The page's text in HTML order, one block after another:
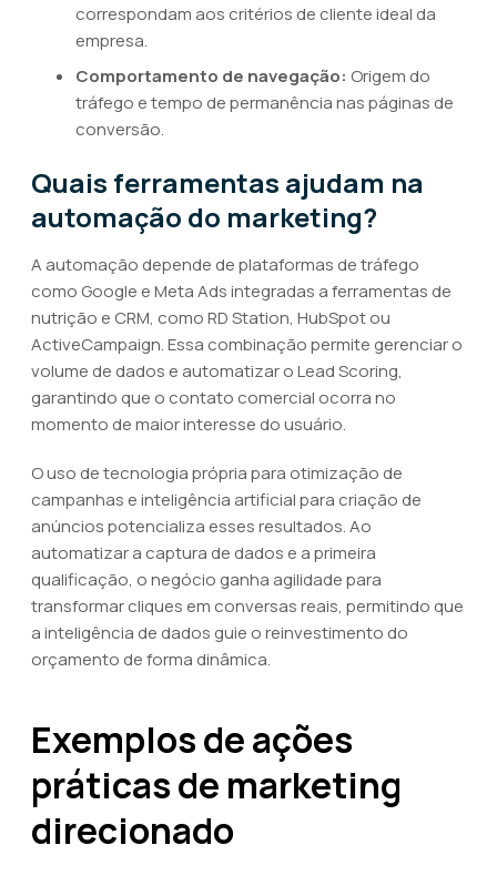
correspondam aos critérios de cliente ideal da
empresa.
Comportamento de navegação: Origem do
tráfego e tempo de permanência nas páginas de
conversão.
Quais ferramentas ajudam na
automação do marketing?
A automação depende de plataformas de tráfego
como Google e Meta Ads integradas a ferramentas de
nutrição e CRM, como RD Station, HubSpot ou
ActiveCampaign. Essa combinação permite gerenciar o
volume de dados e automatizar o Lead Scoring,
garantindo que o contato comercial ocorra no
momento de maior interesse do usuário.
O uso de tecnologia própria para otimização de
campanhas e inteligência artificial para criação de
anúncios potencializa esses resultados. Ao
automatizar a captura de dados e a primeira
qualificação, o negócio ganha agilidade para
transformar cliques em conversas reais, permitindo que
a inteligência de dados guie o reinvestimento do
orçamento de forma dinâmica.
Exemplos de ações
práticas de marketing
direcionado